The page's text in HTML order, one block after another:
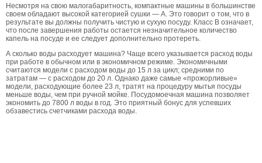
Несмотря на свою малогабаритность, компактные машины в большинстве
своем обладают высокой категорией сушки — А. Это говорит о том, что в
результате вы должны получить чистую и сухую посуду. Класс В означает,
что после завершения работы остается незначительное количество
капель на посуде и ее следует дополнительно протереть.
А сколько воды расходует машина? Чаще всего указывается расход воды
при работе в обычном или в экономичном режиме. Экономичными
считаются модели с расходом воды до 15 л за цикл; средними по
затратам — с расходом до 20 л. Однако даже самые «прожорливые»
модели, расходующие более 23 л, тратят на процедуру мытья посуды
меньше воды, чем при ручной мойке. Посудомоечная машина позволяет
экономить до 7800 л воды в год. Это приятный бонус для успевших
обзавестись счетчиками расхода воды.